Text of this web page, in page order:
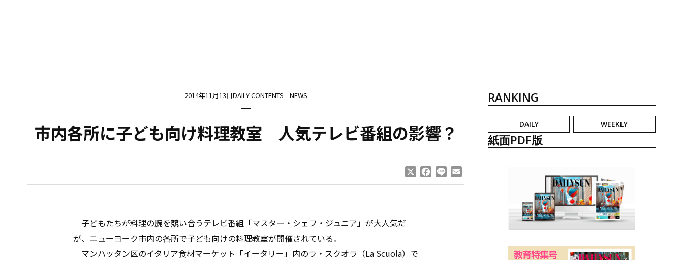
2014年11月13日DAILY CONTENTS NEWS
市内各所に子ども向け料理教室 人気テレビ番組の影響？
Facebook
Line
子どもたちが料理の腕を競い合うテレビ番組「マスター・シェフ・ジュニア」が大人気だ
が、ニューヨーク市内の各所で子ども向けの料理教室が開催されている。
マンハッタン区のイタリア食材マーケット「イータリー」内のラ・スクオラ（La Scuola）で
RANKING
DAILY WEEKLY
紙面PDF版